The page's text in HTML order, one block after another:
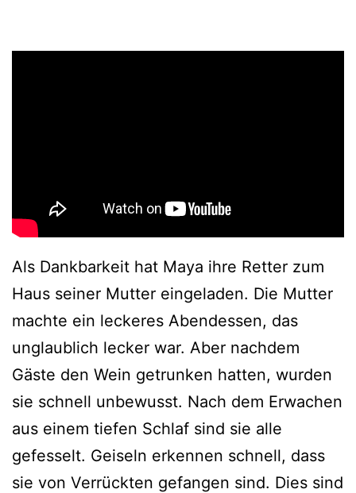
Als Dankbarkeit hat Maya ihre Retter zum
Haus seiner Mutter eingeladen. Die Mutter
machte ein leckeres Abendessen, das
unglaublich lecker war. Aber nachdem
Gäste den Wein getrunken hatten, wurden
sie schnell unbewusst. Nach dem Erwachen
aus einem tiefen Schlaf sind sie alle
gefesselt. Geiseln erkennen schnell, dass
sie von Verrückten gefangen sind. Dies sind